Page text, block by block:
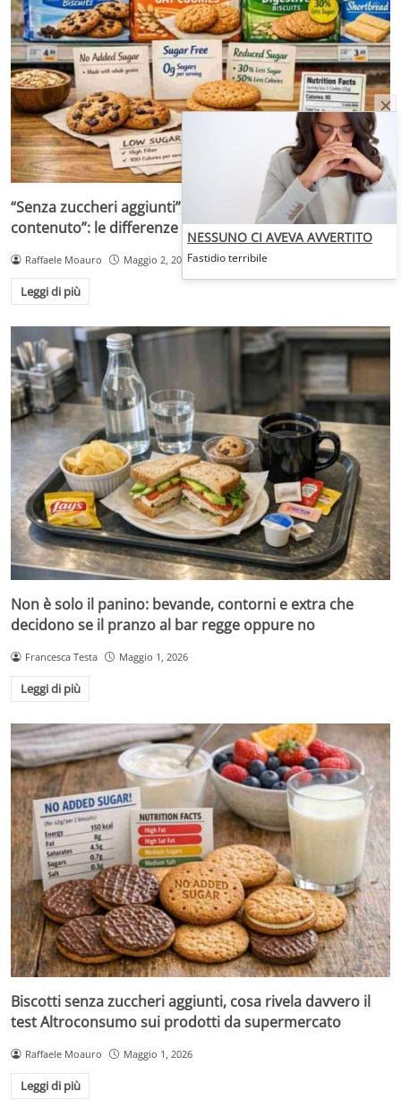
“Senza zuccheri aggiunti”, “senza zuccheri” o “a ridotto
contenuto”: le differenze che cambiano la scelta
Raffaele Moauro Maggio 2, 2026
Leggi di più
Non è solo il panino: bevande, contorni e extra che
decidono se il pranzo al bar regge oppure no
Francesca Testa Maggio 1, 2026
Leggi di più
Biscotti senza zuccheri aggiunti, cosa rivela davvero il
test Altroconsumo sui prodotti da supermercato
Raffaele Moauro Maggio 1, 2026
Leggi di più
NESSUNO CI AVEVA AVVERTITO
Fastidio terribile